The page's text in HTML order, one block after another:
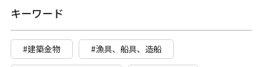
キーワード
#建築金物 #漁具、船具、造船